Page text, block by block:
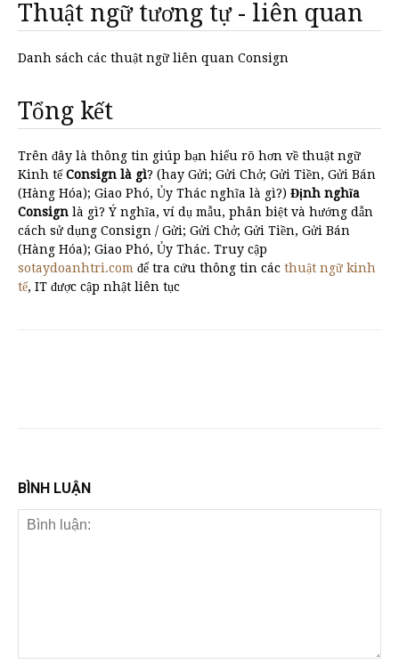
Thuật ngữ tương tự - liên quan
Danh sách các thuật ngữ liên quan Consign
Tổng kết
Trên đây là thông tin giúp bạn hiểu rõ hơn về thuật ngữ
Kinh tếConsign là gì? (hay Gửi; Gửi Chở; Gửi Tiền, Gửi Bán
(Hàng Hóa); Giao Phó, Ủy Thác nghĩa là gì?) Định nghĩa
Consign là gì? Ý nghĩa, ví dụ mẫu, phân biệt và hướng dẫn
cách sử dụng Consign / Gửi; Gửi Chở; Gửi Tiền, Gửi Bán
(Hàng Hóa); Giao Phó, Ủy Thác. Truy cập
sotaydoanhtri.com để tra cứu thông tin các thuật ngữ kinh
tế, IT được cập nhật liên tục
BÌNH LUẬN